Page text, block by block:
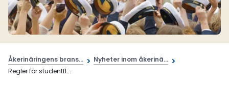
Åkerinäringens brans...
Nyheter inom åkerinä...
Regler för studentfl...